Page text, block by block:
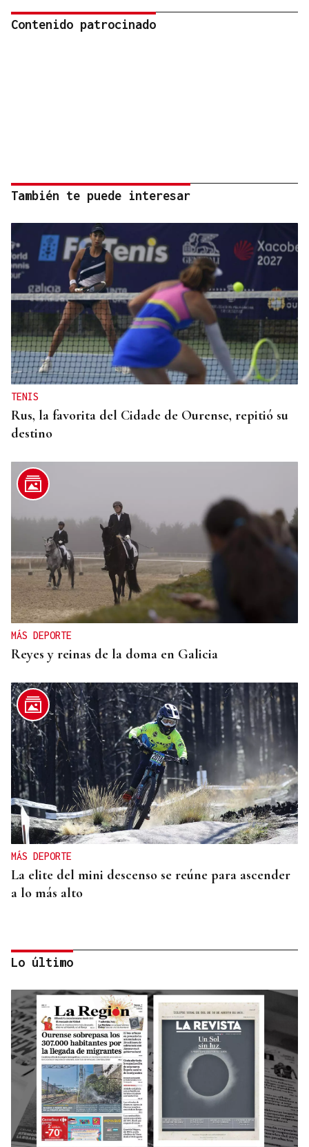
Contenido patrocinado
También te puede interesar
TENIS
Rus, la favorita del Cidade de Ourense, repitió su
destino
MÁS DEPORTE
Reyes y reinas de la doma en Galicia
MÁS DEPORTE
La elite del mini descenso se reúne para ascender
a lo más alto
SUB-10 FEMENINA
La ourensana Anna Soares roza el podio del
Campeonato de España de Ajedrez
Lo último